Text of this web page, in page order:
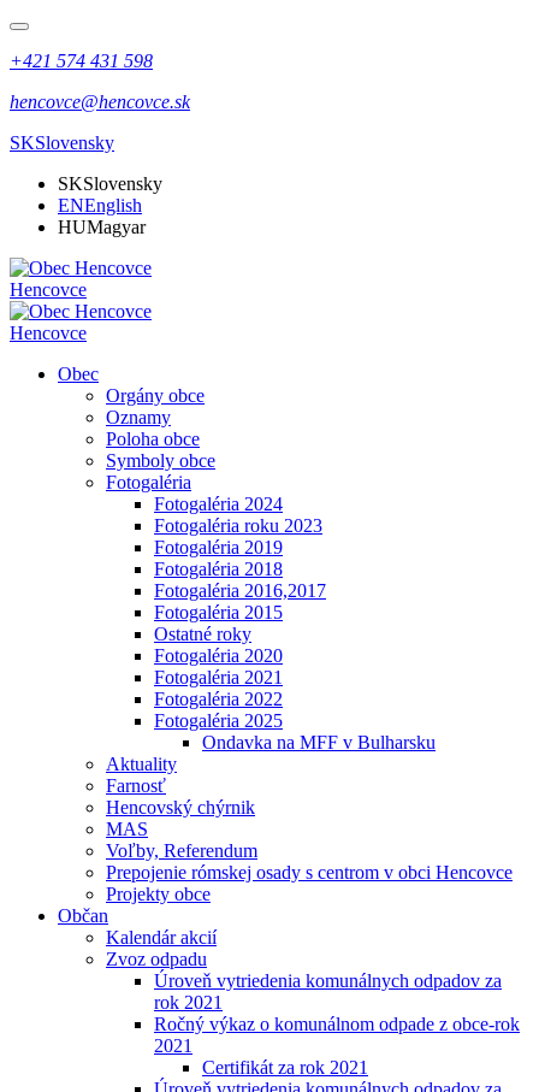
+421 574 431 598
hencovce@hencovce.sk
SKSlovensky
SKSlovensky
ENEnglish
HUMagyar
Hencovce
Hencovce
Obec
Orgány obce
Oznamy
Poloha obce
Symboly obce
Fotogaléria
Fotogaléria 2024
Fotogaléria roku 2023
Fotogaléria 2019
Fotogaléria 2018
Fotogaléria 2016,2017
Fotogaléria 2015
Ostatné roky
Fotogaléria 2020
Fotogaléria 2021
Fotogaléria 2022
Fotogaléria 2025
Ondavka na MFF v Bulharsku
Aktuality
Farnosť
Hencovský chýrnik
MAS
Voľby, Referendum
Prepojenie rómskej osady s centrom v obci Hencovce
Projekty obce
Občan
Kalendár akcií
Zvoz odpadu
Úroveň vytriedenia komunálnych odpadov za
rok 2021
Ročný výkaz o komunálnom odpade z obce-rok
2021
Certifikát za rok 2021